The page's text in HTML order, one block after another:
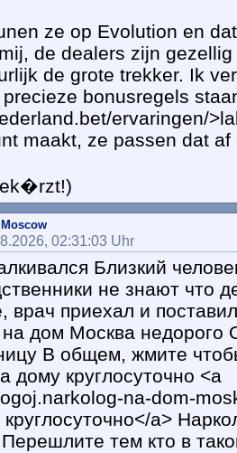
ze op Evolution en
de dealers zijn
de grote trekker. Ik
bonusregels
ervaringen/
maakt, ze passen dat af
02:31:03 Uhr
Близкий
не знают что
врач приехал и
на дом Москва недорого
В общем, жмите
дому круглосуточно <a
na-dom-
a>
тем кто в